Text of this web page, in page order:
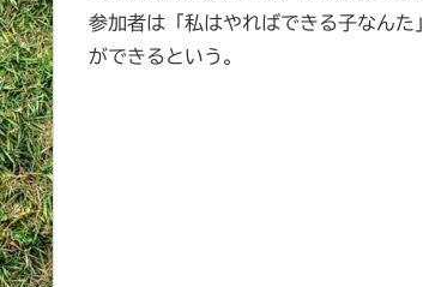
参加者は「私はやればできる子なん
ができるという。